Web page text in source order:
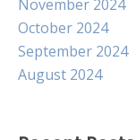
November 2024
October 2024
September 2024
August 2024